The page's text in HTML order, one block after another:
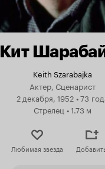
Кит
Keith Szarabajka
Актер, Сценарист
2 декабря, 1952 •73
Стрелец •1.73 м
Любимая звезда